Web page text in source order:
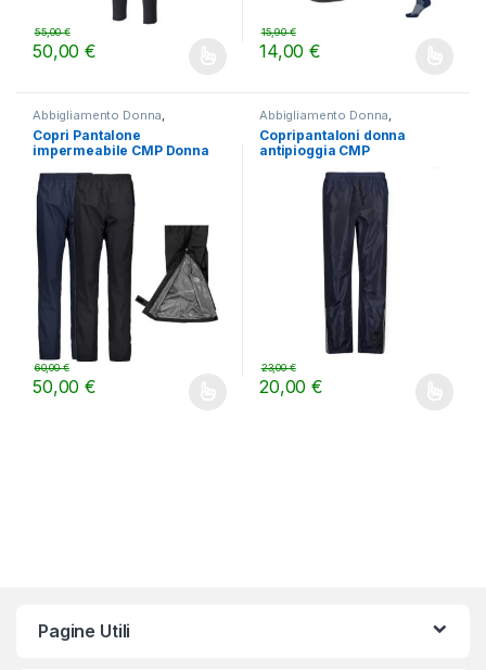
50,00€
55,00€
Questo prodotto ha più varianti. Le opzioni possono essere
14,00€
15,90€
Questo prodotto ha più
Abbigliamento Donna
Pantaloni ,
LIFESTYLE,Pantaloni
Copri Pantalone
impermeabile CMP Donna
50,00€
60,00€
Questo prodotto ha più varianti. Le opzioni possono essere
Abbigliamento Donna
Pantaloni TREKKING
Copripantaloni donna
antipioggia CMP
20,00€
23,00€
Questo prodotto ha più
Pagine Utili